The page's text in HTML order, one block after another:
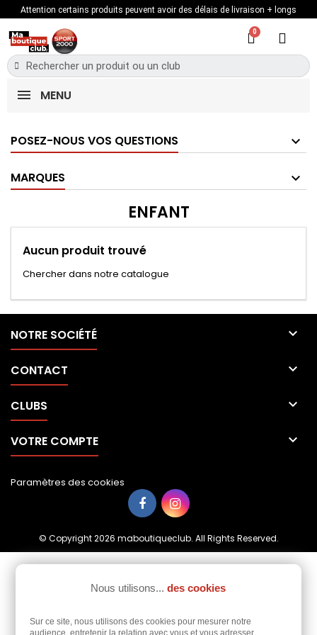
Attention certains produits peuvent avoir des délais de livraison + longs
MENU
POSEZ-NOUS VOS QUESTIONS
MARQUES
ENFANT
Aucun produit trouvé
Chercher dans notre catalogue
NOTRE SOCIÉTÉ 
CONTACT 
CLUBS 
VOTRE COMPTE 
Nous utilisons... des cookies
Sur ce site, nous utilisons des cookies pour mesurer notre
audience, entretenir la relation avec vous et vous adresser
Paramètres des cookies
© Copyright 2026 maboutiqueclub. All Rights Reserved.